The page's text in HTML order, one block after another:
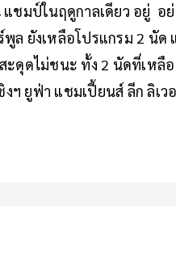
ชมป์ในฤดูกาลเดียว อยู่ อ
พูล ยังเหลือโปรแกรม 2 นั
ดไม่ชนะ ทั้ง 2 นัดที่เหลือ
ยูฟ่า แชมเปี้ยนส์ ลีก ลิเว